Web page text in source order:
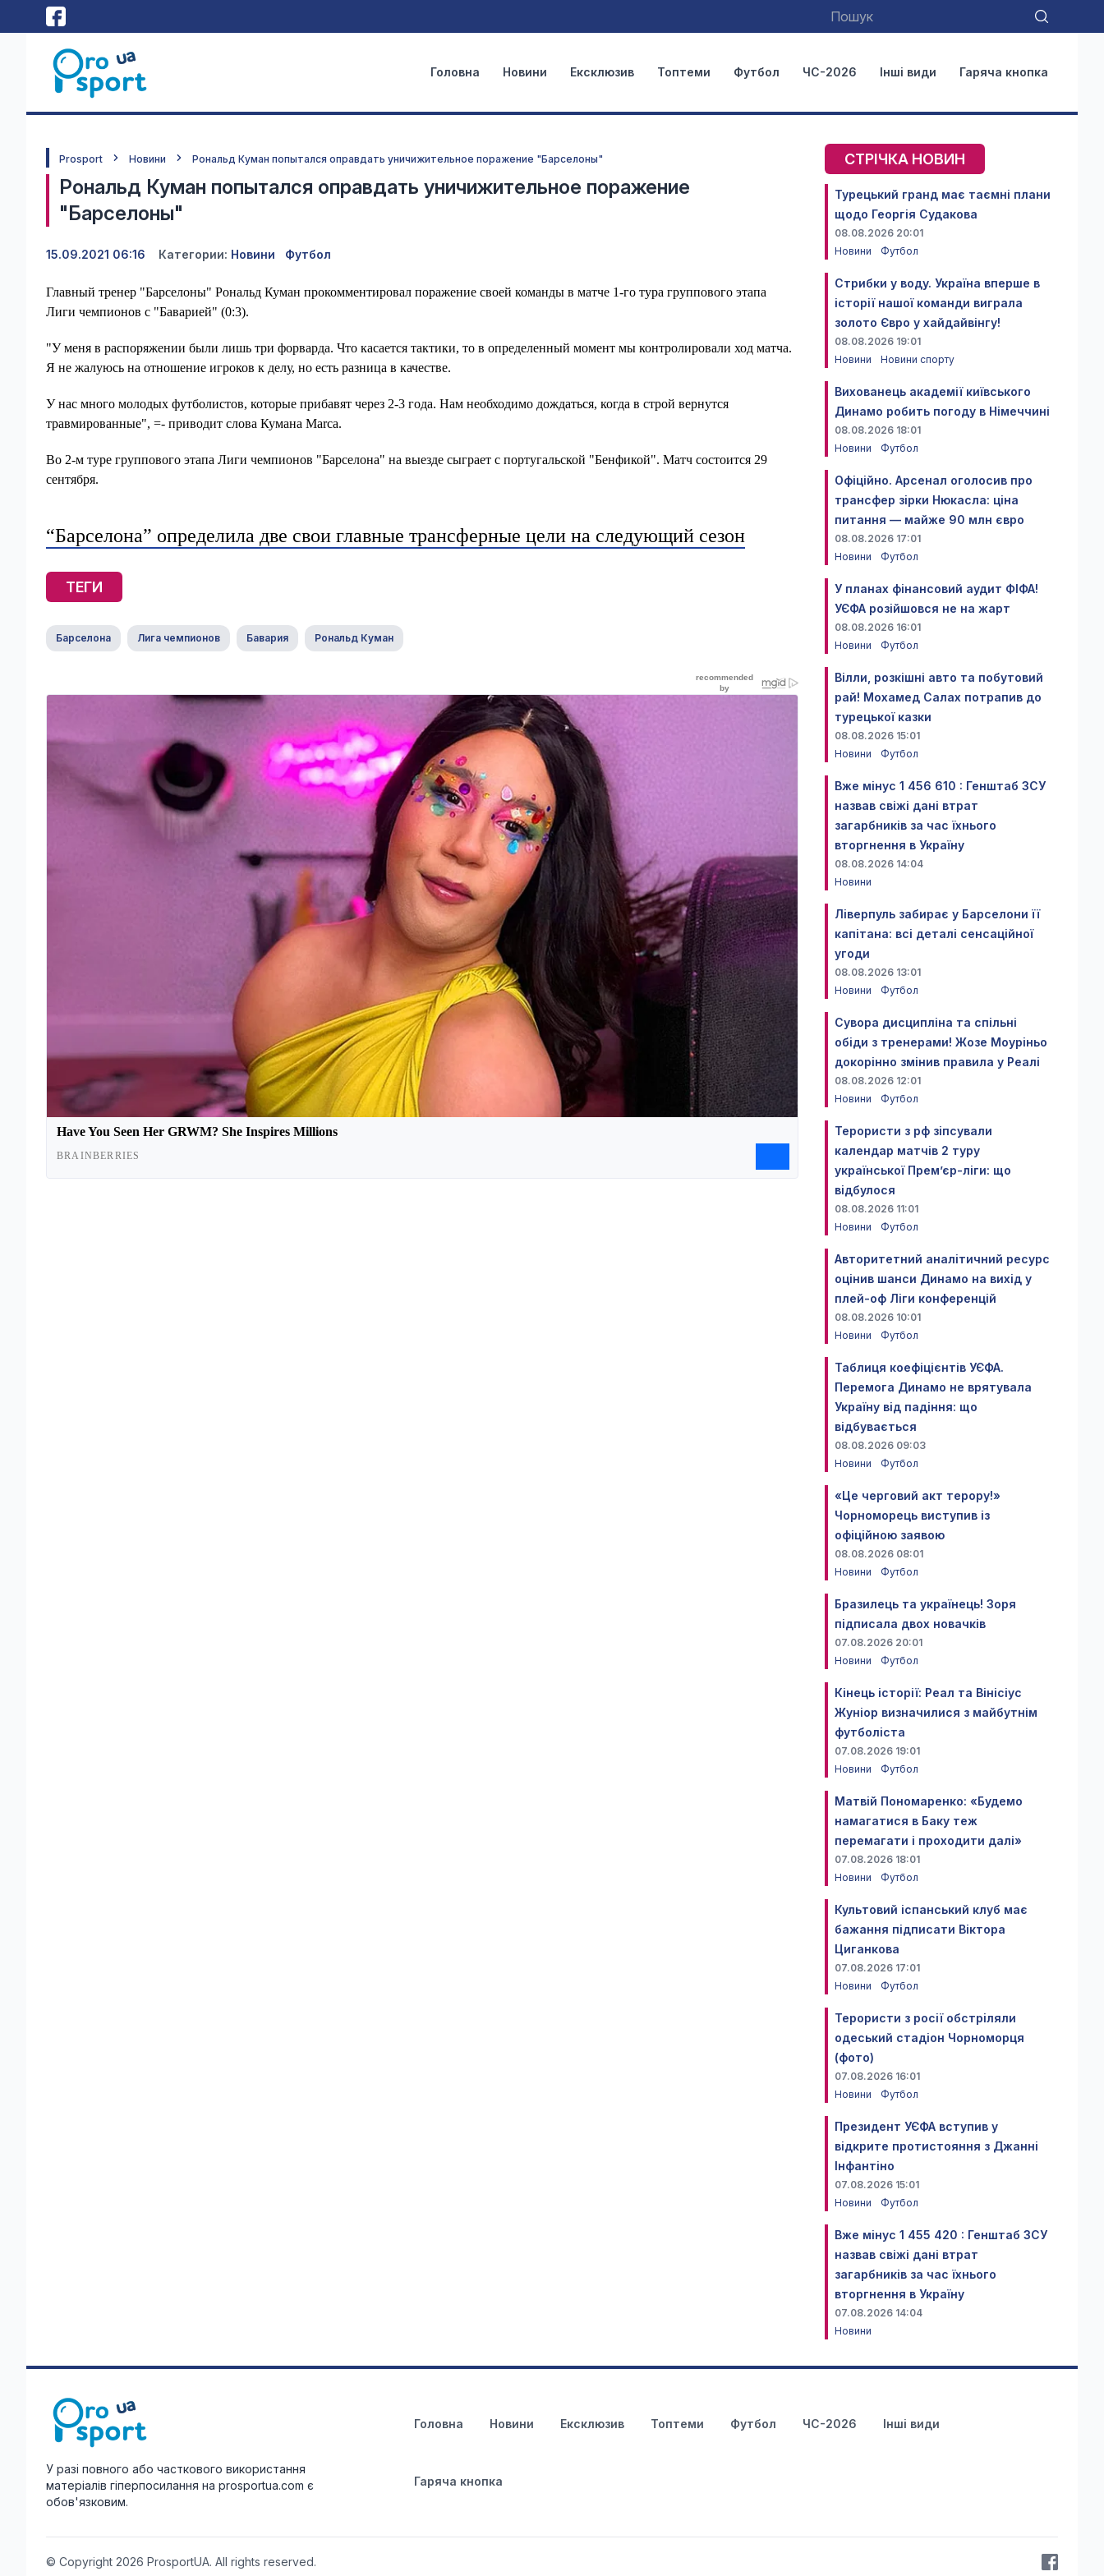
Головна Новини Ексклюзив Топтеми Футбол ЧС-2026 Інші види Гаряча кнопка
Prosport Новини Рональд Куман попытался оправдать уничижительное поражение "Барселоны"
Рональд Куман попытался оправдать уничижительное поражение
"Барселоны"
15.09.2021 06:16 Категории: Новини Футбол
Главный тренер "Барселоны" Рональд Куман прокомментировал поражение своей команды в матче 1-го тура группового этапа
Лиги чемпионов с "Баварией" (0:3).
"У меня в распоряжении были лишь три форварда. Что касается тактики, то в определенный момент мы контролировали ход матча.
Я не жалуюсь на отношение игроков к делу, но есть разница в качестве.
У нас много молодых футболистов, которые прибавят через 2-3 года. Нам необходимо дождаться, когда в строй вернутся
травмированные", =- приводит слова Кумана Marca.
Во 2-м туре группового этапа Лиги чемпионов "Барселона" на выезде сыграет с португальской "Бенфикой". Матч состоится 29
сентября.
“Барселона” определила две свои главные трансферные цели на следующий сезон
ТЕГИ
Барселона Лига чемпионов Бавария Рональд Куман
СТРІЧКА НОВИН
Турецький гранд має таємні плани
щодо Георгія Судакова
08.08.2026 20:01
Новини
Футбол
Стрибки у воду. Україна вперше в
історії нашої команди виграла
золото Євро у хайдайвінгу!
08.08.2026 19:01
Новини
Новини спорту
Вихованець академії київського
Динамо робить погоду в Німеччині
08.08.2026 18:01
Новини
Футбол
Офіційно. Арсенал оголосив про
трансфер зірки Нюкасла: ціна
питання — майже 90 млн євро
08.08.2026 17:01
Новини
Футбол
У планах фінансовий аудит ФІФА!
УЄФА розійшовся не на жарт
08.08.2026 16:01
Новини
Футбол
Вілли, розкішні авто та побутовий
рай! Мохамед Салах потрапив до
турецької казки
08.08.2026 15:01
Новини
Футбол
Вже мінус 1 456 610 : Генштаб ЗСУ
назвав свіжі дані втрат
загарбників за час їхнього
вторгнення в Україну
08.08.2026 14:04
Новини
Ліверпуль забирає у Барселони її
капітана: всі деталі сенсаційної
угоди
08.08.2026 13:01
Новини
Футбол
Сувора дисципліна та спільні
обіди з тренерами! Жозе Моуріньо
докорінно змінив правила у Реалі
08.08.2026 12:01
Новини
Футбол
Терористи з рф зіпсували
календар матчів 2 туру
української Прем’єр-ліги: що
відбулося
08.08.2026 11:01
Новини
Футбол
Авторитетний аналітичний ресурс
оцінив шанси Динамо на вихід у
плей-оф Ліги конференцій
08.08.2026 10:01
Новини
Футбол
Таблиця коефіцієнтів УЄФА.
Перемога Динамо не врятувала
Україну від падіння: що
відбувається
08.08.2026 09:03
Новини
Футбол
«Це черговий акт терору!»
Чорноморець виступив із
офіційною заявою
08.08.2026 08:01
Новини
Футбол
Бразилець та українець! Зоря
підписала двох новачків
07.08.2026 20:01
Новини
Футбол
Кінець історії: Реал та Вінісіус
Жуніор визначилися з майбутнім
футболіста
07.08.2026 19:01
Новини
Футбол
Матвій Пономаренко: «Будемо
намагатися в Баку теж
перемагати і проходити далі»
07.08.2026 18:01
Новини
Футбол
Культовий іспанський клуб має
бажання підписати Віктора
Циганкова
07.08.2026 17:01
Новини
Футбол
Терористи з росії обстріляли
одеський стадіон Чорноморця
(фото)
07.08.2026 16:01
Новини
Футбол
Президент УЄФА вступив у
відкрите протистояння з Джанні
Інфантіно
07.08.2026 15:01
Новини
Футбол
Вже мінус 1 455 420 : Генштаб ЗСУ
назвав свіжі дані втрат
загарбників за час їхнього
вторгнення в Україну
07.08.2026 14:04
Новини
У разі повного або часткового використання
матеріалів гіперпосилання на prosportua.com є
обов'язковим.
Головна Новини Ексклюзив Топтеми Футбол ЧС-2026 Інші види
Гаряча кнопка
© Copyright 2026 ProsportUA. All rights reserved.